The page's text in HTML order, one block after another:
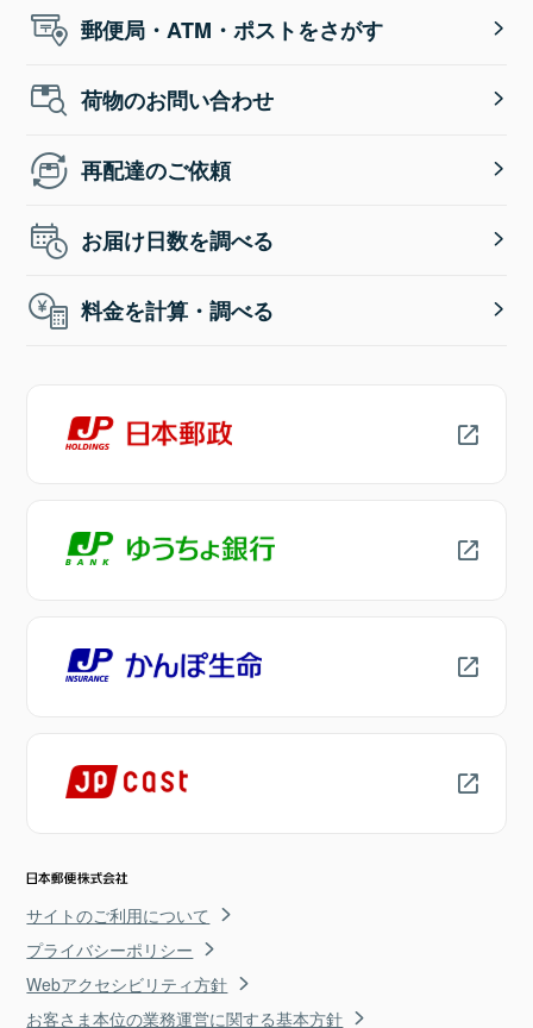
郵便局・ATM・ポストをさがす
荷物のお問い合わせ
再配達のご依頼
お届け日数を調べる
料金を計算・調べる
サイトのご利用について
プライバシーポリシー
Webアクセシビリティ方針
お客さま本位の業務運営に関する基本方針